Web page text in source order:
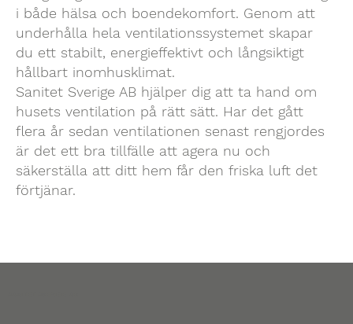
i både hälsa och boendekomfort. Genom att
underhålla hela ventilationssystemet skapar
du ett stabilt, energieffektivt och långsiktigt
hållbart inomhusklimat.
Sanitet Sverige AB hjälper dig att ta hand om
husets ventilation på rätt sätt. Har det gått
flera år sedan ventilationen senast rengjordes
är det ett bra tillfälle att agera nu och
säkerställa att ditt hem får den friska luft det
förtjänar.